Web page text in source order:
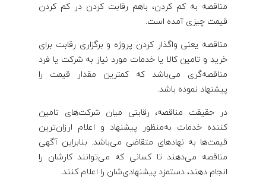
مناقصه به کم کردن، باهم رقابت کردن در کم کردن
قیمت چیزی آمده است.
مناقصه یعنی واگذار کردن پروژه و برگزاری رقابت برای
خرید و تامین کالا یا خدمات مورد نیاز به شرکت یا فرد
مناقصه‌گری می‌باشد که کمترین مقدار قیمت را
پیشنهاد نموده باشد.
در حقیقت مناقصه، رقابتی میان شرکت‌های تامین
کننده خدمات به‌منظور پیشنهاد و اعلام ارزان‌ترین
قیمت‌ها به نهادهای متقاضی می‌باشد. بنابراین آگهی
مناقصه می‌دهند تا کسانی که می‌توانند کارشان را
انجام دهند، دستمزد پیشنهادی‌شان را اعلام کنند.